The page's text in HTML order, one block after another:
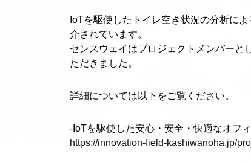
IoTを駆使したトイレ空き状況の分析に
介されています。
センスウェイはプロジェクトメンバーと
ただきました。
詳細については以下をご覧ください。
-IoTを駆使した安心・安全・快適なオフ
https://innovation-field-kashiwanoha.jp/